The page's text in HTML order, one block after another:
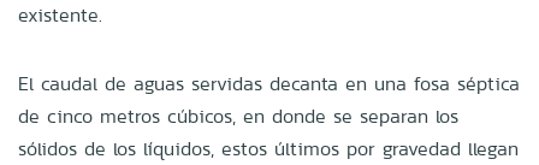
existente.
El caudal de aguas servidas decanta en una fosa séptica
de cinco metros cúbicos, en donde se separan los
sólidos de los líquidos, estos últimos por gravedad llegan